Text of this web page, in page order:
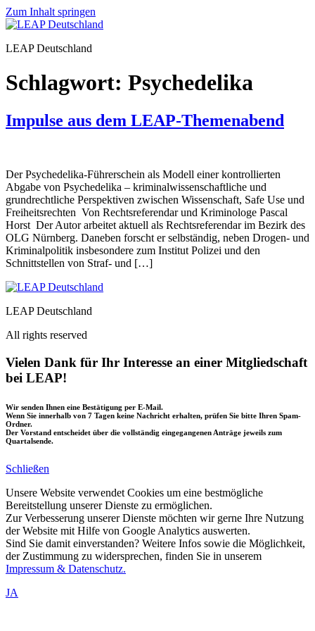
Zum Inhalt springen
LEAP Deutschland
Schlagwort: Psychedelika
Impulse aus dem LEAP-Themenabend
Der Psychedelika-Führerschein als Modell einer kontrollierten
Abgabe von Psychedelika – kriminalwissenschaftliche und
grundrechtliche Perspektiven zwischen Wissenschaft, Safe Use und
Freiheitsrechten Von Rechtsreferendar und Kriminologe Pascal
Horst Der Autor arbeitet aktuell als Rechtsreferendar im Bezirk des
OLG Nürnberg. Daneben forscht er selbständig, neben Drogen- und
Kriminalpolitik insbesondere zum Institut Polizei und den
Schnittstellen von Straf- und […]
LEAP Deutschland
All rights reserved
Vielen Dank für Ihr Interesse an einer Mitgliedschaft
bei LEAP!
Wir senden Ihnen eine Bestätigung per E-Mail.
Wenn Sie innerhalb von 7 Tagen keine Nachricht erhalten, prüfen Sie bitte Ihren Spam-
Ordner.
Der Vorstand entscheidet über die vollständig eingegangenen Anträge jeweils zum
Quartalsende.
Schließen
Unsere Website verwendet Cookies um eine bestmögliche
Bereitstellung unserer Dienste zu ermöglichen.
Zur Verbesserung unserer Dienste möchten wir gerne Ihre Nutzung
der Website mit Hilfe von Google Analytics auswerten.
Sind Sie damit einverstanden? Weitere Infos sowie die Möglichkeit,
der Zustimmung zu widersprechen, finden Sie in unserem
Impressum & Datenschutz.
JA